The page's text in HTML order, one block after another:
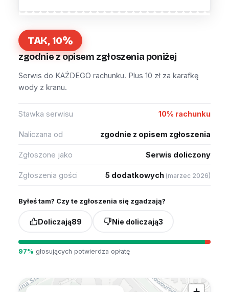
TAK, 10%
zgodnie z opisem zgłoszenia poniżej
Serwis do KAŻDEGO rachunku. Plus 10 zł za karafkę
wody z kranu.
Stawka serwisu 10% rachunku
Naliczana od zgodnie z opisem zgłoszenia
Zgłoszone jako Serwis doliczony
Zgłoszenia gości 5 dodatkowych (marzec 2026)
Byłeś tam? Czy te zgłoszenia się zgadzają?
Doliczają89 Nie doliczają3
97% głosujących potwierdza opłatę